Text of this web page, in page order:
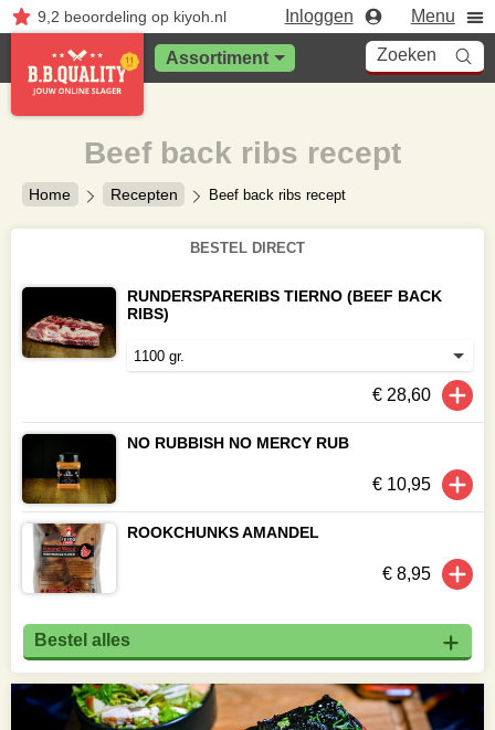
9,2 beoordelingop kiyoh.nl Inloggen Menu
Assortiment Zoeken
Home Recepten Beef back ribs recept
Beef back ribs recept
BESTEL DIRECT
RUNDERSPARERIBS TIERNO (BEEF BACK
RIBS)
€ 28,60
NO RUBBISH NO MERCY RUB
€ 10,95
ROOKCHUNKS AMANDEL
€ 8,95
Bestel alles